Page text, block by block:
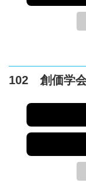
102 創価学